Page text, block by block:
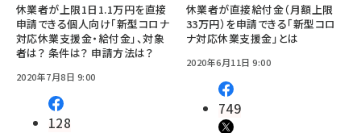
休業者が上限1日1.1万円を直接
申請できる個人向け「新型コロナ
対応休業支援金・給付金」、対象
者は？ 条件は？ 申請方法は？
2020年7月8日 9:00
128
休業者が直接給付金（月額上限
33万円）を申請できる「新型コロ
ナ対応休業支援金」とは
2020年6月11日 9:00
749